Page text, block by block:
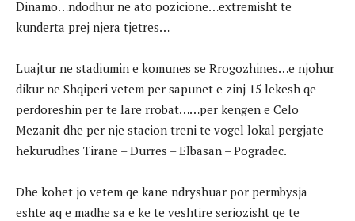
Dinamo…ndodhur ne ato pozicione…extremisht te
kunderta prej njera tjetres…
Luajtur ne stadiumin e komunes se Rrogozhines…e njohur
dikur ne Shqiperi vetem per sapunet e zinj 15 lekesh qe
perdoreshin per te lare rrobat……per kengen e Celo
Mezanit dhe per nje stacion treni te vogel lokal pergjate
hekurudhes Tirane – Durres – Elbasan – Pogradec.
Dhe kohet jo vetem qe kane ndryshuar por permbysja
eshte aq e madhe sa e ke te veshtire seriozisht qe te